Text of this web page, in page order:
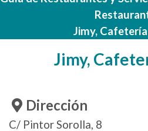
Jimy,
Jimy,
Dirección
C/ Pintor Sorolla, 8